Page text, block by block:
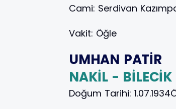
Cami: Serdivan
Vakit: Öğle
UMHAN PATİR
NAKİL - BİLECİK
Doğum Tarihi: 1.07.1934